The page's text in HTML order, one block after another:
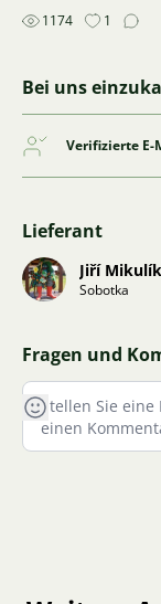
1174 1
Bei uns
Verifizierte E-
Lieferant
Jiří Mikulík
Sobotka
Fragen und